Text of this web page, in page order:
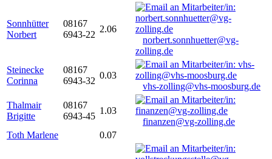
Sonnhütter
Norbert
08167
6943-22
2.06
norbert.sonnhuetter@vg-
zolling.de
Steinecke
Corinna
08167
6943-32
0.03
vhs-zolling@vhs-moosburg.de
Thalmair
Brigitte
08167
6943-45
1.03
finanzen@vg-zolling.de
Toth Marlene
0.07